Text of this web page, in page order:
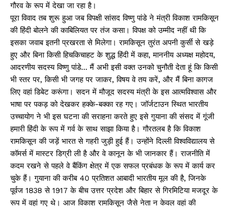
गौरव के रूप में देखा जा रहा है।
पूरा विवाद तब शुरू हुआ जब विपक्षी सांसद विष्णु पांडे ने मंत्री विकाश रामकिसून
की हिंदी बोलने की काबिलियत पर तंज कसा। विपक्ष को उम्मीद नहीं थी कि
इसका जवाब इतनी प्रखरता से मिलेगा। रामकिसून तुरंत अपनी कुर्सी से खड़े
हुए और बिना किसी हिचकिचाहट के शुद्ध हिंदी में कहा, माननीय अध्यक्ष महोदय,
आदरणीय सदस्य विष्णु पांडे… मैं अभी इसी वक्त उनको चुनौती देता हूं कि किसी
भी स्तर पर, किसी भी जगह पर जाकर, विषय वे तय करें, और मैं बिना कागज
लिए वहां डिबेट करूंगा। सदन में मौजूद सदस्य मंत्री के इस आत्मविश्वास और
भाषा पर पकड़ को देखकर हक्के-बक्का रह गए। जॉर्जटाउन स्थित भारतीय
उच्चायोग ने भी इस घटना की सराहना करते हुए इसे गुयाना की संसद में गूंजी
हमारी हिंदी के रूप में गर्व के साथ साझा किया है। गौरतलब है कि विकाश
रामकिसून की जड़ें भारत से गहरी जुड़ी हुई हैं। उन्होंने दिल्ली विश्वविद्यालय से
कॉमर्स में मास्टर डिग्री ली है और वे कानून के भी जानकार हैं। राजनीति में
कदम रखने से पहले वे बैंकिंग क्षेत्र में एक सफल प्रबंधक के रूप में कार्य कर
चुके हैं। गुयाना की करीब 40 प्रतिशत आबादी भारतीय मूल की है, जिनके
पूर्वज 1838 से 1917 के बीच उत्तर प्रदेश और बिहार से गिरमिटिया मजदूर के
रूप में वहां गए थे। आज विकाश रामकिसून जैसे नेता न केवल वहां की